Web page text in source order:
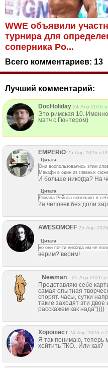
WWE объявили
турнира для
соперника Ро...
Всего комментариев: 13
Лучший комментарий:
DocHoliday 24 Апр 2026 в
Это римская 10.
матч с Гюнтером)
EMPERiO 25 Апр 2026 в
Цитата
Они воспользовались этим
Макафи в один из главных
И больше никогда? На
Цитата
Романа Рейнса включают в
2а человек без доли
AWESOMOFF 25 Апр
Цитата
но они почти никогда им не
верим? верим!
_Newman_ 25 Апр 2026 в
Представляю себе
самая опытная
спорят. часы, сутки
такие заходят эти
расскажем как нада"))))
Хорошист 24 Апр 2026 в
Я так понимаю, теперь
хейтить ТКО.. Или как?